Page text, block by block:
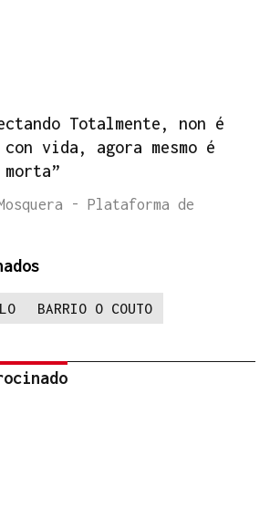
Totalmente, non é
vida, agora mesmo é
- Plataforma de
BARRIO O COUTO